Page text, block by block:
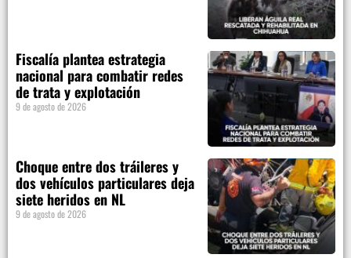
Fiscalía plantea estrategia
nacional para combatir redes
de trata y explotación
9 de agosto de 2026
Choque entre dos tráileres y
dos vehículos particulares deja
siete heridos en NL
9 de agosto de 2026